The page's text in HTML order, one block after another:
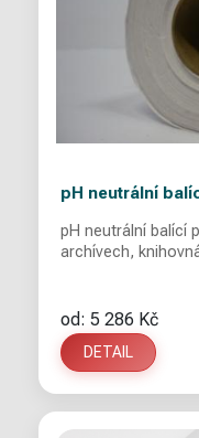
pH neutrální
pH neutrální balící
archívech,
od: 5 286 Kč
DETAIL